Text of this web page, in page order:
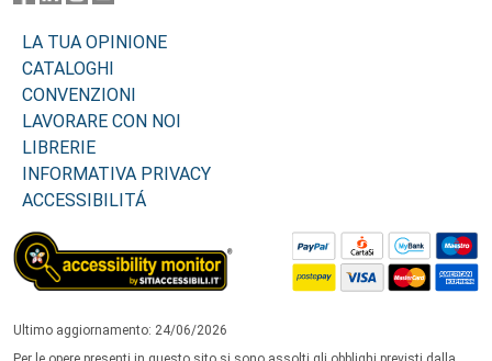
LA TUA OPINIONE
CATALOGHI
CONVENZIONI
LAVORARE CON NOI
LIBRERIE
INFORMATIVA PRIVACY
ACCESSIBILITÁ
Ultimo aggiornamento: 24/06/2026